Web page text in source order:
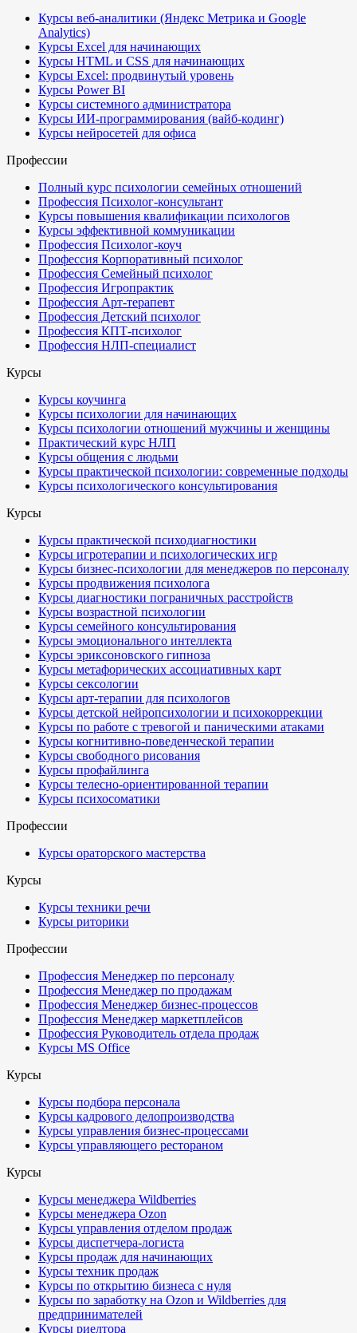
Курсы веб-аналитики (Яндекс Метрика и Google
Analytics)
Курсы Excel для начинающих
Курсы HTML и CSS для начинающих
Курсы Excel: продвинутый уровень
Курсы Power BI
Курсы системного администратора
Курсы ИИ-программирования (вайб-кодинг)
Курсы нейросетей для офиса
Профессии
Полный курс психологии семейных отношений
Профессия Психолог-консультант
Курсы повышения квалификации психологов
Курсы эффективной коммуникации
Профессия Психолог-коуч
Профессия Корпоративный психолог
Профессия Семейный психолог
Профессия Игропрактик
Профессия Арт-терапевт
Профессия Детский психолог
Профессия КПТ-психолог
Профессия НЛП-специалист
Курсы
Курсы коучинга
Курсы психологии для начинающих
Курсы психологии отношений мужчины и женщины
Практический курс НЛП
Курсы общения с людьми
Курсы практической психологии: современные подходы
Курсы психологического консультирования
Курсы
Курсы практической психодиагностики
Курсы игротерапии и психологических игр
Курсы бизнес-психологии для менеджеров по персоналу
Курсы продвижения психолога
Курсы диагностики пограничных расстройств
Курсы возрастной психологии
Курсы семейного консультирования
Курсы эмоционального интеллекта
Курсы эриксоновского гипноза
Курсы метафорических ассоциативных карт
Курсы сексологии
Курсы арт-терапии для психологов
Курсы детской нейропсихологии и психокоррекции
Курсы по работе с тревогой и паническими атаками
Курсы когнитивно-поведенческой терапии
Курсы свободного рисования
Курсы профайлинга
Курсы телесно-ориентированной терапии
Курсы психосоматики
Профессии
Курсы ораторского мастерства
Курсы
Курсы техники речи
Курсы риторики
Профессии
Профессия Менеджер по персоналу
Профессия Менеджер по продажам
Профессия Менеджер бизнес-процессов
Профессия Менеджер маркетплейсов
Профессия Руководитель отдела продаж
Курсы MS Office
Курсы
Курсы подбора персонала
Курсы кадрового делопроизводства
Курсы управления бизнес-процессами
Курсы управляющего рестораном
Курсы
Курсы менеджера Wildberries
Курсы менеджера Ozon
Курсы управления отделом продаж
Курсы диспетчера-логиста
Курсы продаж для начинающих
Курсы техник продаж
Курсы по открытию бизнеса с нуля
Курсы по заработку на Ozon и Wildberries для
предпринимателей
Курсы риелтора